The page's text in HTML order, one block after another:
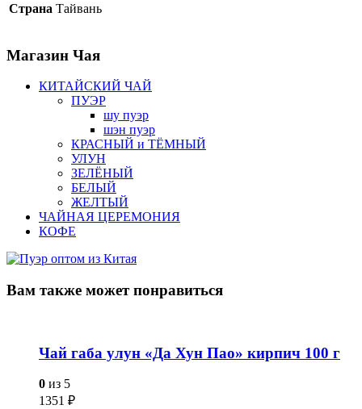
Страна Тайвань
Магазин Чая
КИТАЙСКИЙ ЧАЙ
ПУЭР
шу пуэр
шэн пуэр
КРАСНЫЙ и ТЁМНЫЙ
УЛУН
ЗЕЛЁНЫЙ
БЕЛЫЙ
ЖЕЛТЫЙ
ЧАЙНАЯ ЦЕРЕМОНИЯ
КОФЕ
Вам также может понравиться
Чай габа улун «Да Хун Пао» кирпич 100 г
0 из 5
1351 ₽